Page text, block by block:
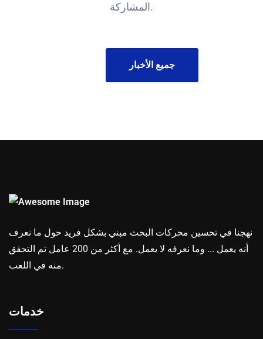
المشاركة.
جميع الأخبار
نهجنا في تحسين محركات البحث مبني بشكل فريد حول ما نعرف
أنه يعمل ... وما نعرفه لا يعمل. مع أكثر من 200 عامل تم التحقق
منه في اللعب.
خدمات